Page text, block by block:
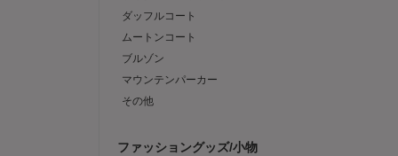
ダッフルコート
ムートンコート
ブルゾン
マウンテンパーカー
その他
ファッショングッズ/小物